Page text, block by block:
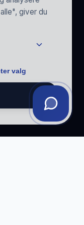
giver du
valg